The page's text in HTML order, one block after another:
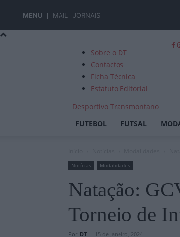
MENU MAIL JORNAIS
Sobre o DT
Contactos
Ficha Técnica
Estatuto Editorial
Desportivo Transmontano
FUTEBOL
FUTSAL
Notícias Modalidades
Natação:
Torneio de
Por DT - 15 de Janeiro, 2024